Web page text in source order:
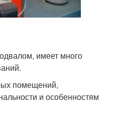
имеет много
помещений,
и особенностям